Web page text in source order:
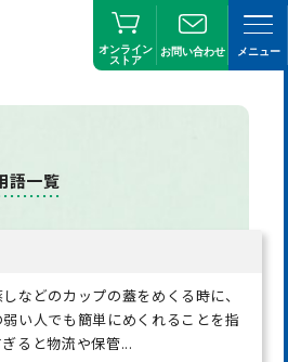
オンライン
ストア
お問い合わせ メニュー
語一覧
などのカップの蓋をめくる時に、
い人でも簡単にめくれることを指
ると物流や保管...